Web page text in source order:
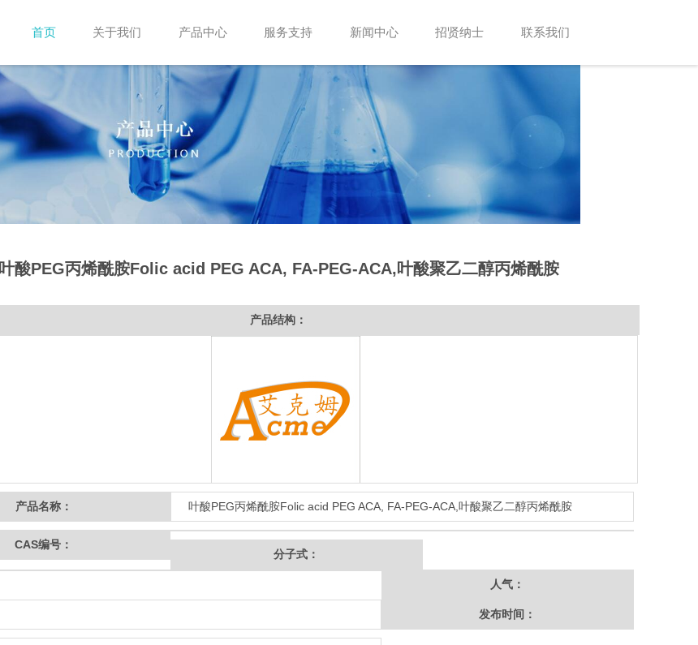
首页 关于我们 产品中心 服务支持 新闻中心 招贤纳士 联系我们
叶酸PEG丙烯酰胺Folic acid PEG ACA, FA-PEG-ACA,叶酸聚乙二醇丙烯酰胺
产品结构：
产品名称： 叶酸PEG丙烯酰胺Folic acid PEG ACA, FA-PEG-ACA,叶酸聚乙二醇丙烯酰胺
CAS编号：
分子式：
人气：
发布时间：